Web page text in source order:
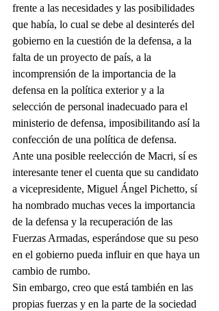
frente a las necesidades y las posibilidades
que había, lo cual se debe al desinterés del
gobierno en la cuestión de la defensa, a la
falta de un proyecto de país, a la
incomprensión de la importancia de la
defensa en la política exterior y a la
selección de personal inadecuado para el
ministerio de defensa, imposibilitando así la
confección de una política de defensa.
Ante una posible reelección de Macri, sí es
interesante tener el cuenta que su candidato
a vicepresidente, Miguel Ángel Pichetto, sí
ha nombrado muchas veces la importancia
de la defensa y la recuperación de las
Fuerzas Armadas, esperándose que su peso
en el gobierno pueda influir en que haya un
cambio de rumbo.
Sin embargo, creo que está también en las
propias fuerzas y en la parte de la sociedad